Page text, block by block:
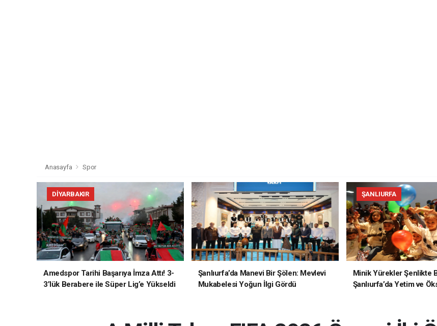
Anasayfa Spor
DIYARBAKIR
Amedspor Tarihi Başarıya İmza Attı! 3-
3’lük Berabere ile Süper Lig’e Yükseldi
Şanlıurfa’da Manevi Bir Şölen: Mevlevi
Mukabelesi Yoğun İlgi Gördü
ŞANLIURFA
Minik Yürekler Şenlikte
Şanlıurfa’da Yetim ve